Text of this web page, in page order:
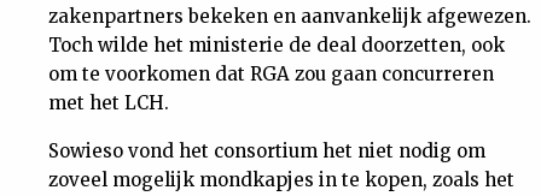
zakenpartners bekeken en aanvankelijk afgewezen.
Toch wilde het ministerie de deal doorzetten, ook
om te voorkomen dat RGA zou gaan concurreren
met het LCH.
Sowieso vond het consortium het niet nodig om
zoveel mogelijk mondkapjes in te kopen, zoals het